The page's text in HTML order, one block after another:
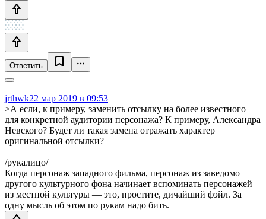
Ответить
jrthwk22 мар 2019 в 09:53
>А если, к примеру, заменить отсылку на более известного
для конкретной аудитории персонажа? К примеру, Александра
Невского? Будет ли такая замена отражать характер
оригинальной отсылки?
/рукалицо/
Когда персонаж западного фильма, персонаж из заведомо
другого культурного фона начинает вспоминать персонажей
из местной культуры — это, простите, дичайший фэйл. За
одну мысль об этом по рукам надо бить.